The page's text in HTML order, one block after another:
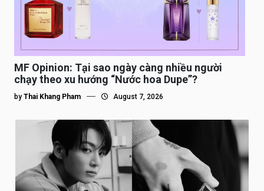
MF Opinion: Tại sao ngày càng nhiều người
chạy theo xu hướng “Nước hoa Dupe”?
by Thai Khang Pham August 7, 2026